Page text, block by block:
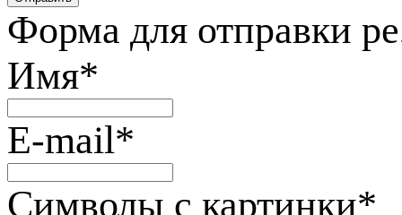
Форма для отправки
Имя*
E-mail*
Символы с картинки*